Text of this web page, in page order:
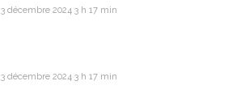
3 décembre 2024 3 h 17 min
3 décembre 2024 3 h 17 min